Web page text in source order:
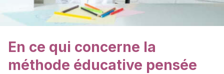
En ce qui concerne la
méthode éducative pensée